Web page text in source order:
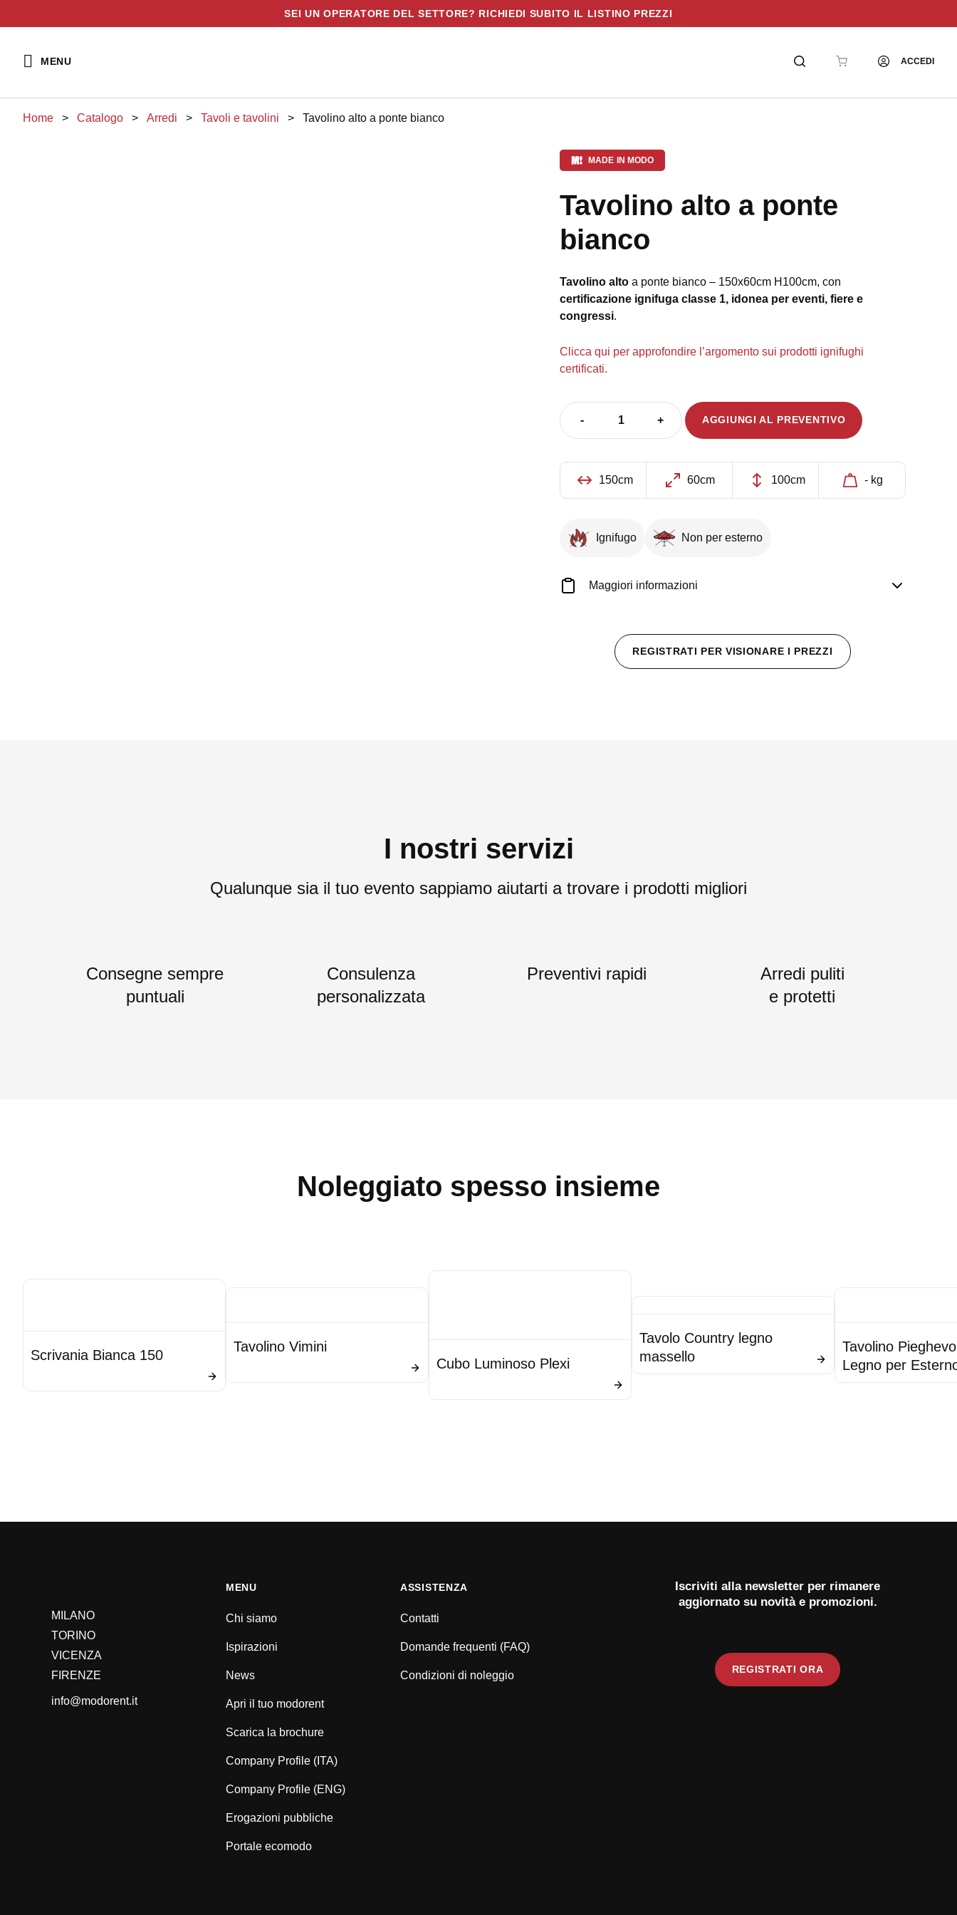
SEI UN OPERATORE DEL SETTORE? RICHIEDI SUBITO IL LISTINO PREZZI
contenuto
MENU ACCEDI
Home > Catalogo > arredi > tavoli e tavolini > Tavolino alto a ponte bianco
MADE IN MODO
Tavolino alto a ponte
bianco
Tavolino alto a ponte bianco – 150x60cm H100cm, con
certificazione ignifuga classe 1, idonea per eventi, fiere e
congressi.
Clicca qui per approfondire l’argomento sui prodotti ignifughi
certificati.
-
Tavolino
a
ponte
bianco
+ AGGIUNGI AL PREVENTIVO
150cm 60cm 100cm - kg
Ignifugo Non per esterno
Maggiori informazioni
REGISTRATI PER VISIONARE I PREZZI
I nostri servizi
Qualunque sia il tuo evento sappiamo aiutarti a trovare i prodotti migliori
Consegne sempre
puntuali
Consulenza
personalizzata
Preventivi rapidi
Arredi puliti
e protetti
Noleggiato spesso insieme
Scrivania Bianca 150
Tavolino Vimini
Cubo Luminoso Plexi
Tavolo Country legno
massello
Tavolino
Legno per
MILANO
TORINO
VICENZA
FIRENZE
info@modorent.it
MENU
Chi siamo
Ispirazioni
News
Apri il tuo modorent
Scarica la brochure
Company Profile (ITA)
Company Profile (ENG)
Erogazioni pubbliche
Portale ecomodo
ASSISTENZA
Contatti
Domande frequenti (FAQ)
Condizioni di noleggio
Iscriviti alla newsletter per rimanere
aggiornato su novità e promozioni.
REGISTRATI ORA